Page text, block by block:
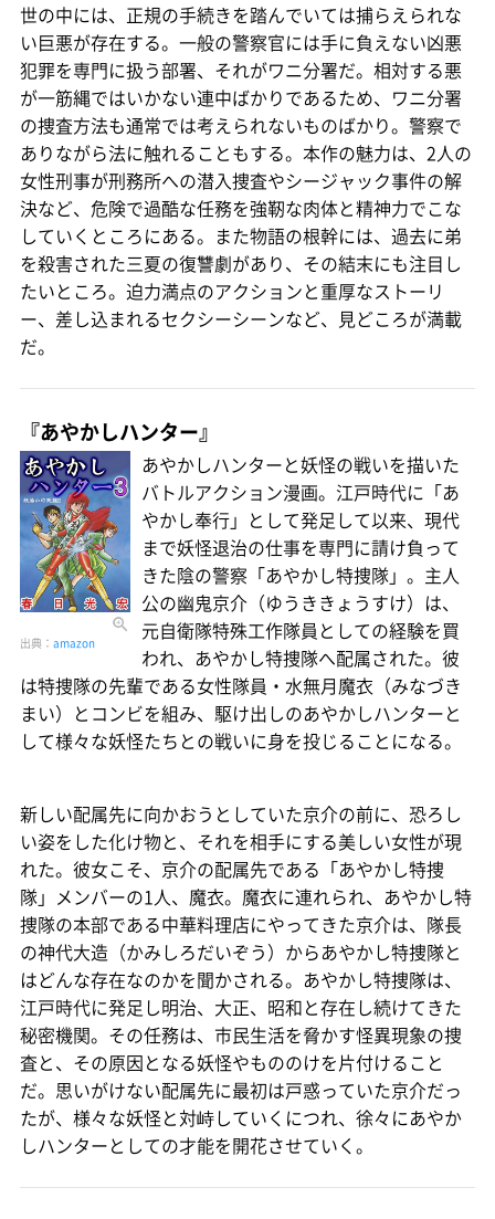
世の中には、正規の手続きを踏んでいては捕らえられな
い巨悪が存在する。一般の警察官には手に負えない凶悪
犯罪を専門に扱う部署、それがワニ分署だ。相対する悪
が一筋縄ではいかない連中ばかりであるため、ワニ分署
の捜査方法も通常では考えられないものばかり。警察で
ありながら法に触れることもする。本作の魅力は、2人の
女性刑事が刑務所への潜入捜査やシージャック事件の解
決など、危険で過酷な任務を強靭な肉体と精神力でこな
していくところにある。また物語の根幹には、過去に弟
を殺害された三夏の復讐劇があり、その結末にも注目し
たいところ。迫力満点のアクションと重厚なストーリ
ー、差し込まれるセクシーシーンなど、見どころが満載
だ。
『あやかしハンター』
出典： amazon
あやかしハンターと妖怪の戦いを描いた
バトルアクション漫画。江戸時代に「あ
やかし奉行」として発足して以来、現代
まで妖怪退治の仕事を専門に請け負って
きた陰の警察「あやかし特捜隊」。主人
公の幽鬼京介（ゆうききょうすけ）は、
元自衛隊特殊工作隊員としての経験を買
われ、あやかし特捜隊へ配属された。彼
は特捜隊の先輩である女性隊員・水無月魔衣（みなづき
まい）とコンビを組み、駆け出しのあやかしハンターと
して様々な妖怪たちとの戦いに身を投じることになる。
新しい配属先に向かおうとしていた京介の前に、恐ろし
い姿をした化け物と、それを相手にする美しい女性が現
れた。彼女こそ、京介の配属先である「あやかし特捜
隊」メンバーの1人、魔衣。魔衣に連れられ、あやかし特
捜隊の本部である中華料理店にやってきた京介は、隊長
の神代大造（かみしろだいぞう）からあやかし特捜隊と
はどんな存在なのかを聞かされる。あやかし特捜隊は、
江戸時代に発足し明治、大正、昭和と存在し続けてきた
秘密機関。その任務は、市民生活を脅かす怪異現象の捜
査と、その原因となる妖怪やもののけを片付けること
だ。思いがけない配属先に最初は戸惑っていた京介だっ
たが、様々な妖怪と対峙していくにつれ、徐々にあやか
しハンターとしての才能を開花させていく。